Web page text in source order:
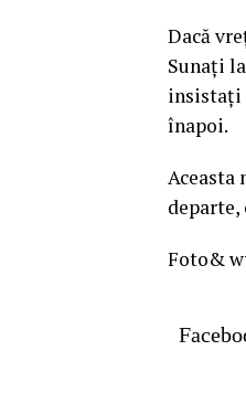
Dacă
Sunați la
insistați
înapoi.
Aceasta
departe,
Foto&